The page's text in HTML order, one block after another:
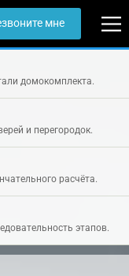
мне
домокомплекта.
и перегородок.
расчёта.
этапов.